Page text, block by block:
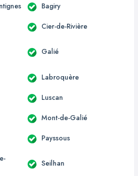
Bagiry
Cier-de-Rivière
Galié
Labroquère
Luscan
Mont-de-Galié
Payssous
Seilhan